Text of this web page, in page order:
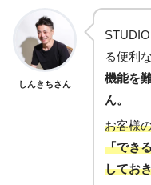
しんきちさん
る便利
機能を
ん。
お客様
「でき
してお